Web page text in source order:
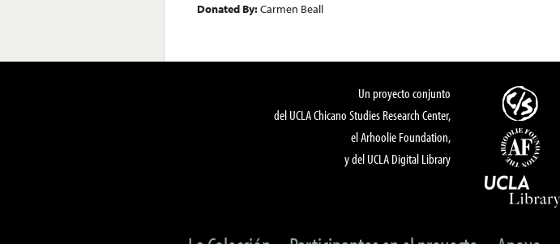
Donated By:Carmen Beall
Un proyecto conjunto
del UCLA Chicano Studies Research Center,
el Arhoolie Foundation,
y del UCLA Digital Library